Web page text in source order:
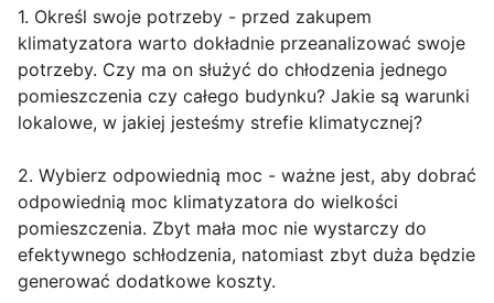
1. Określ swoje potrzeby - przed zakupem
klimatyzatora warto dokładnie przeanalizować swoje
potrzeby. Czy ma on służyć do chłodzenia jednego
pomieszczenia czy całego budynku? Jakie są warunki
lokalowe, w jakiej jesteśmy strefie klimatycznej?
2. Wybierz odpowiednią moc - ważne jest, aby dobrać
odpowiednią moc klimatyzatora do wielkości
pomieszczenia. Zbyt mała moc nie wystarczy do
efektywnego schłodzenia, natomiast zbyt duża będzie
generować dodatkowe koszty.